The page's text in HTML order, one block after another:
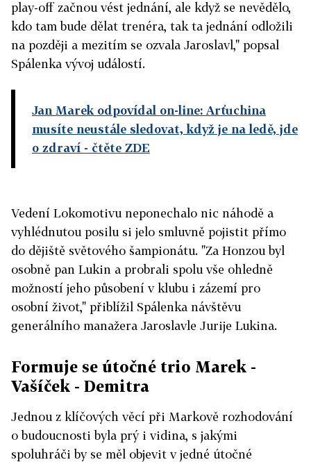
play-off začnou vést jednání, ale když se nevědělo,
kdo tam bude dělat trenéra, tak ta jednání odložili
na později a mezitím se ozvala Jaroslavl," popsal
Spálenka vývoj událostí.
Jan Marek odpovídal on-line: Arťuchina
musíte neustále sledovat, když je na ledě, jde
o zdraví - čtěte ZDE
Vedení Lokomotivu neponechalo nic náhodě a
vyhlédnutou posilu si jelo smluvně pojistit přímo
do dějiště světového šampionátu. "Za Honzou byl
osobně pan Lukin a probrali spolu vše ohledně
možností jeho působení v klubu i zázemí pro
osobní život," přiblížil Spálenka návštěvu
generálního manažera Jaroslavle Jurije Lukina.
Formuje se útočné trio Marek -
Vašíček - Demitra
Jednou z klíčových věcí při Markově rozhodování
o budoucnosti byla prý i vidina, s jakými
spoluhráči by se měl objevit v jedné útočné